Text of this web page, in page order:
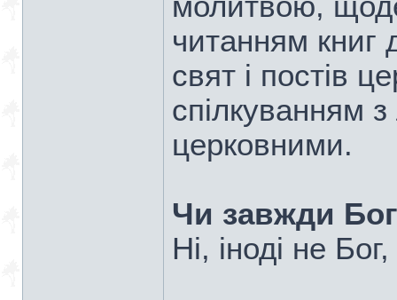
читанням книг
свят і постів
спілкуванням
церковними.
Чи завжди
Ні, іноді не